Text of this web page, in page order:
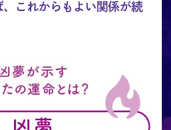
これからもよい関係が続